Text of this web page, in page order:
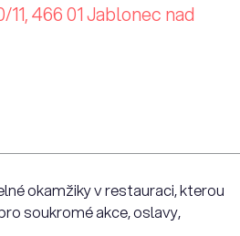
466 01 Jablonec nad
okamžiky v restauraci, kterou
soukromé akce, oslavy,